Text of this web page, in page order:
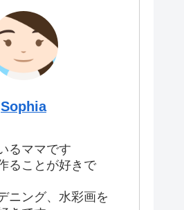
Sophia
るママです
ることが好きで
ニング、水彩画を